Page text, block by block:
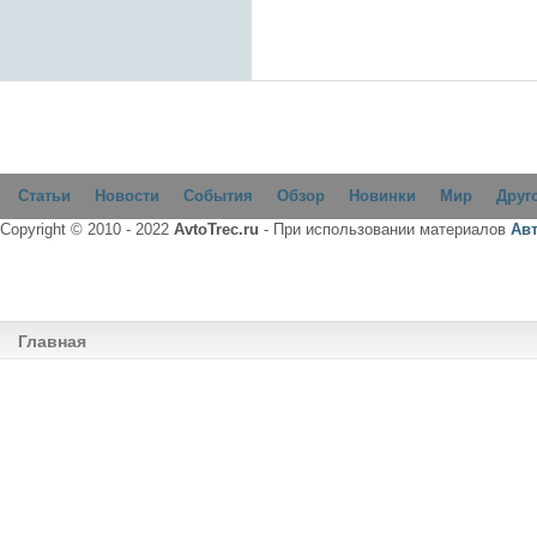
Статьи Новости События Обзор Новинки Мир
Copyright © 2010 - 2022 AvtoTrec.ru - При использовании материалов
Главная